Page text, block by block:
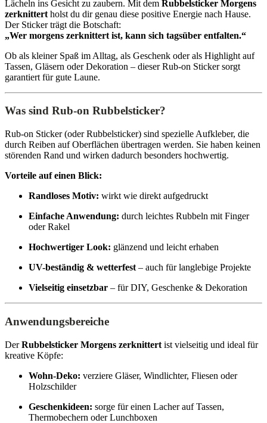
Lächeln ins Gesicht zu zaubern. Mit dem Rubbelsticker Morgens
zerknittert holst du dir genau diese positive Energie nach Hause.
Der Sticker trägt die Botschaft:
„Wer morgens zerknittert ist, kann sich tagsüber entfalten.“
Ob als kleiner Spaß im Alltag, als Geschenk oder als Highlight auf
Tassen, Gläsern oder Dekoration – dieser Rub-on Sticker sorgt
garantiert für gute Laune.
Was sind Rub-on Rubbelsticker?
Rub-on Sticker (oder Rubbelsticker) sind spezielle Aufkleber, die
durch Reiben auf Oberflächen übertragen werden. Sie haben keinen
störenden Rand und wirken dadurch besonders hochwertig.
Vorteile auf einen Blick:
Randloses Motiv: wirkt wie direkt aufgedruckt
Einfache Anwendung: durch leichtes Rubbeln mit Finger
oder Rakel
Hochwertiger Look: glänzend und leicht erhaben
UV-beständig & wetterfest – auch für langlebige Projekte
Vielseitig einsetzbar – für DIY, Geschenke & Dekoration
Anwendungsbereiche
DerRubbelsticker Morgens zerknittert ist vielseitig und ideal für
kreative Köpfe:
Wohn-Deko: verziere Gläser, Windlichter, Fliesen oder
Holzschilder
Geschenkideen: sorge für einen Lacher auf Tassen,
Thermobechern oder Lunchboxen